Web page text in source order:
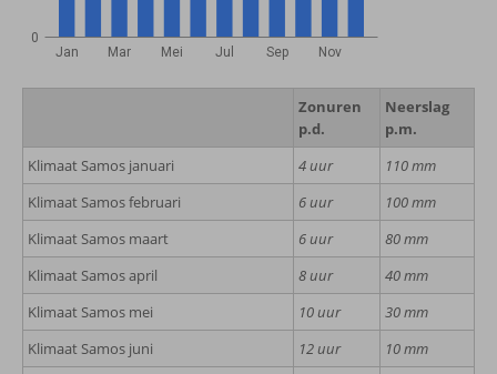
Jan Mar Mei Jul Sep Nov
0
Zonuren
p.d.
Neerslag
p.m.
Klimaat Samos januari
4 uur
110 mm
Klimaat Samos februari
6 uur
100 mm
Klimaat Samos maart
6 uur
80 mm
Klimaat Samos april
8 uur
40 mm
Klimaat Samos mei
10 uur
30 mm
Klimaat Samos juni
12 uur
10 mm